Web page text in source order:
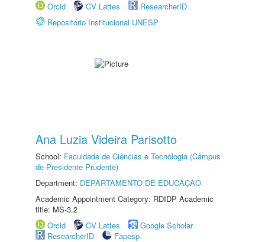
Orcid
CV Lattes
ResearcherID
Repositório Institucional UNESP
Ana Luzia Videira Parisotto
School: Faculdade de Ciências e Tecnologia (Câmpus
de Presidente Prudente)
Department: DEPARTAMENTO DE EDUCAÇÃO
Academic Appointment Category: RDIDP Academic
title: MS-3.2
Orcid
CV Lattes
Google Scholar
ResearcherID
Fapesp